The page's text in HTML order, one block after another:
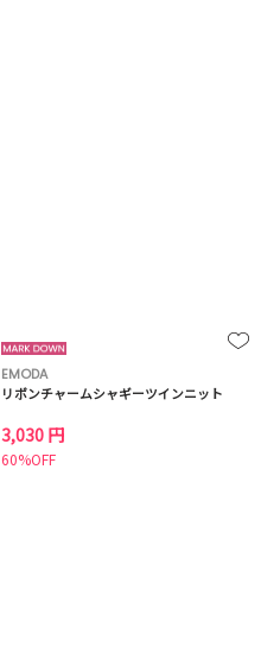
EMODA
リボンチャームシャギーツインニット
3,030 円
60%OFF